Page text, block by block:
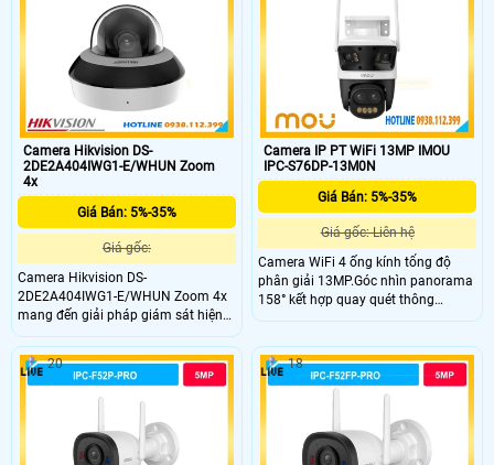
hỗ trợ WiFi, đàm thoại hai chiều, lưu
trữ thẻ nhớ 512GB và chuẩn bảo vệ
IP66, IK10 hoạt động bền bỉ.
hợp micro thu âm, đạt chuẩn IP66
và IK10.
Camera Hikvision DS-
2DE2A404IWG1-E/WHUN Zoom
4x
Giá Bán: 5%-35%
Giá gốc:
Camera Hikvision DS-
2DE2A404IWG1-E/WHUN Zoom 4x
mang đến giải pháp giám sát hiện
đại với độ phân giải 4MP, zoom
quang học 4× và hồng ngoại 20m.
camera này hỗ trợ kết nối WiFi, đàm
thoại hai chiều, nhận diện người và
tại gia đình, cửa hàng, văn phòng và
kho xưởng.
Camera IP PT WiFi 13MP IMOU
IPC-S76DP-13M0N
Giá Bán: 5%-35%
Giá gốc: Liên hệ
Camera WiFi 4 ống kính tổng độ
phân giải 13MP.Góc nhìn panorama
158° kết hợp quay quét thông
minh.Zoom kết hợp 12X quan sát
4 chế độ ánh sáng thông minh.
20 18